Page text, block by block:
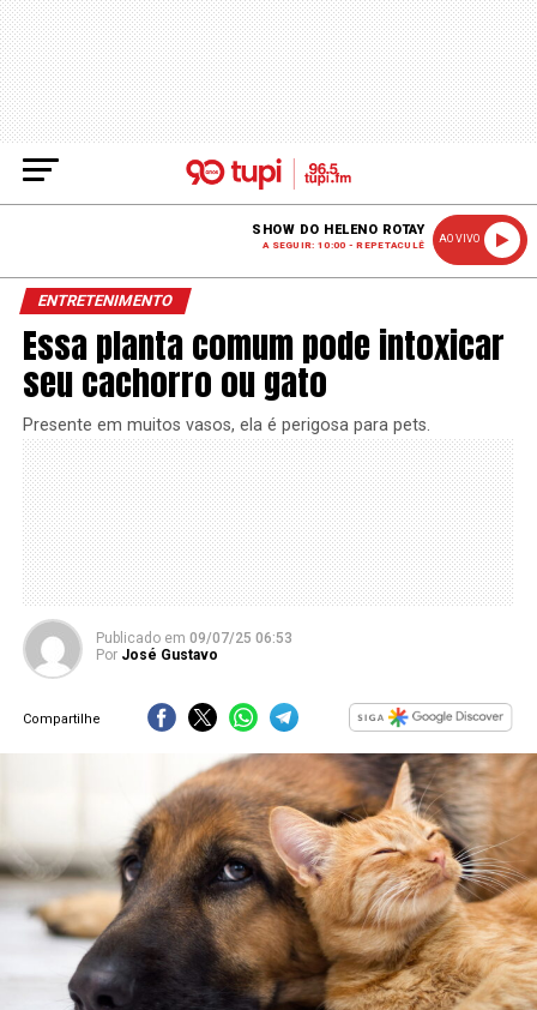
SHOW DO HELENO ROTAY
A SEGUIR: 10:00 - REPETACULÊ
AO VIVO
ENTRETENIMENTO
Essa planta comum pode intoxicar
seu cachorro ou gato
Presente em muitos vasos, ela é perigosa para pets.
Publicado em 09/07/25 06:53
Por José Gustavo
Compartilhe